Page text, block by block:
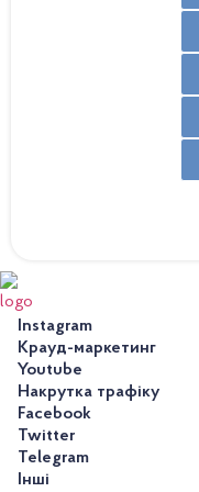
Instagram
Крауд-маркетинг
Youtube
Накрутка трафіку
Facebook
Twitter
Telegram
Інші